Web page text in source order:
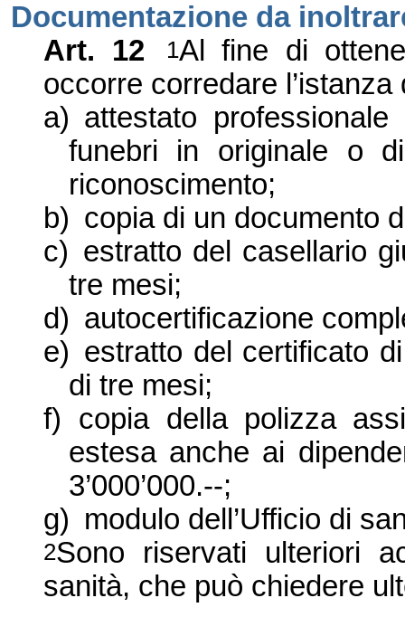
Documentazione da
Art. 12
1Al fine di
occorre corredare l ’istanza
a) attestato
funebri in originale o
riconoscimento;
b) copia di un documento
c) estratto del casellario
tre mesi;
d) autocertificazione
e) estratto del certificato di
di tre mesi;
f)
copia della polizza
estesa anche ai
3’000’000.--;
g) modulo dell’Ufficio di
2Sono riservati ulteriori
sanità, che può chiedere